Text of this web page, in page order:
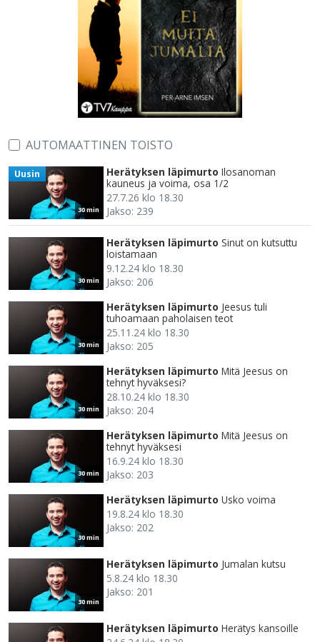
AUTOMAATTINEN TOISTO
30 min
Uusin Herätyksen läpimurto Ilosanoman
kauneus ja voima, osa 1/2
27.7.26 klo 18.30
Jakso: 239
30 min
Herätyksen läpimurto Sinut on kutsuttu
loistamaan
9.12.24 klo 18.30
Jakso: 206
30 min
Herätyksen läpimurto Jeesus tuli
tuhoamaan paholaisen teot
25.11.24 klo 18.30
Jakso: 205
30 min
Herätyksen läpimurto Mitä Jeesus on
tehnyt hyväksesi?
28.10.24 klo 18.30
Jakso: 204
30 min
Herätyksen läpimurto Mitä Jeesus on
tehnyt hyväksesi
16.9.24 klo 18.30
Jakso: 203
30 min
Herätyksen läpimurto Usko voima
19.8.24 klo 18.30
Jakso: 202
30 min
Herätyksen läpimurto Jumalan kutsu
5.8.24 klo 18.30
Jakso: 201
Herätyksen läpimurto Herätys kansoille